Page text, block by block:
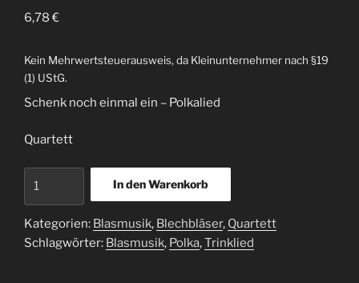
6,78€
Kein Mehrwertsteuerausweis, da Kleinunternehmer nach §19
(1) UStG.
Schenk noch einmal ein – Polkalied
Quartett
In den Warenkorb
Kategorien: Blasmusik, Blechbläser, Quartett
Schlagwörter: Blasmusik, Polka,Trinklied